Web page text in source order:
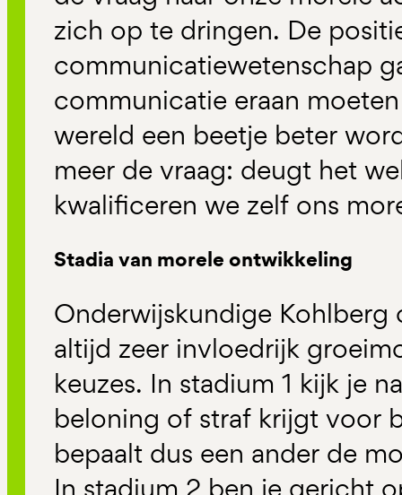
zich op te dringen. De
communicatiewetenschap
communicatie eraan
wereld een beetje beter
meer de vraag: deugt het
kwalificeren we zelf ons
Stadia van morele ontwikkeling
Onderwijskundige
altijd zeer invloedrijk
keuzes. In stadium 1 kijk je
beloning of straf krijgt voor
bepaalt dus een ander de
In stadium 2 ben je gericht